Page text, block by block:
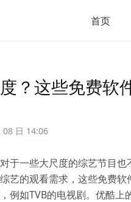
首页
？这些免费软
08 日 14:06
于一些大尺度的综艺节目
艺的观看需求，这些免费软
例如TVB的电视剧。优酷